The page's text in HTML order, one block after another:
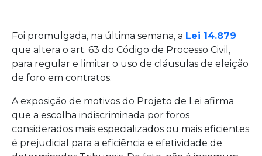
Foi promulgada, na última semana, a Lei 14.879
que altera o art. 63 do Código de Processo Civil,
para regular e limitar o uso de cláusulas de eleição
de foro em contratos.
A exposição de motivos do Projeto de Lei afirma
que a escolha indiscriminada por foros
considerados mais especializados ou mais eficientes
é prejudicial para a eficiência e efetividade de